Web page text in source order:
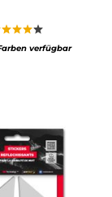
verfügbar